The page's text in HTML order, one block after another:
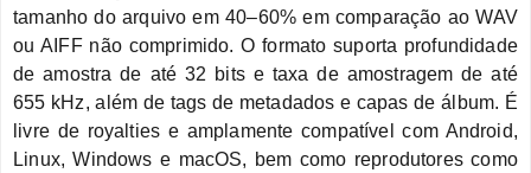
tamanho do arquivo em 40–60% em comparação ao WAV
ou AIFF não comprimido. O formato suporta profundidade
de amostra de até 32 bits e taxa de amostragem de até
655 kHz, além de tags de metadados e capas de álbum. É
livre de royalties e amplamente compatível com Android,
Linux, Windows e macOS, bem como reprodutores como